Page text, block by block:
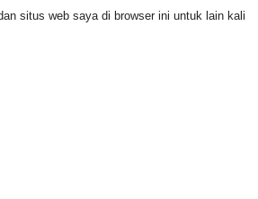
situs web saya di browser ini untuk lain kali